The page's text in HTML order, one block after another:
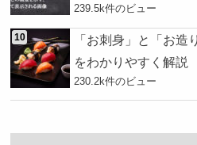
239.5k件のビュー
「お刺身」と「お
をわかりやすく解説
230.2k件のビュー